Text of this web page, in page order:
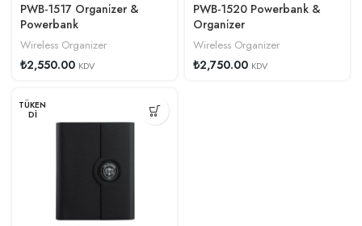
PWB-1517 Organi̇zer &
Powerbank
Wireless Organizer
₺2,550.00 KDV
PWB-1520 Powerbank &
Organi̇zer
Wireless Organizer
₺2,750.00 KDV
TÜKEN
DI